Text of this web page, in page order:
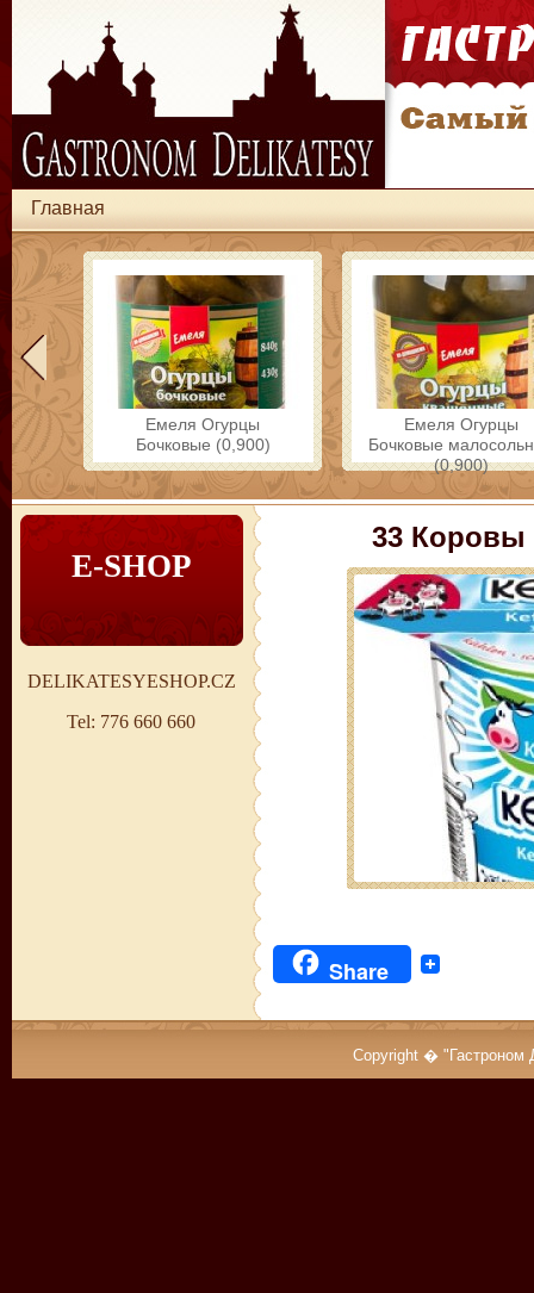
Главная
Емеля Огурцы
Бочковые (0,900)
Емеля Огурцы
Бочковые
(0,900)
E-SHOP
DELIKATESYESHOP.CZ
Tel: 776 660 660
33 Коровы
Share
Copyright �